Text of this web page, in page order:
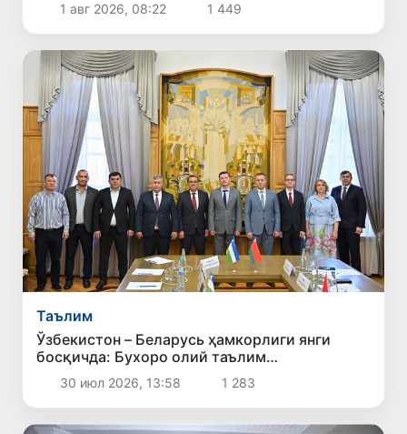
1 авг 2026, 08:22 1 449
Таълим
Ўзбекистон – Беларусь ҳамкорлиги янги
босқичда: Бухоро олий таълим
муассасалари делегацияси Минскда
учрашувлар ўтказди
30 июл 2026, 13:58 1 283